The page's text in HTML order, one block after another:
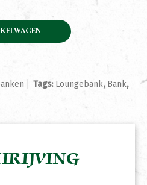
Tags: Loungebank, Bank,